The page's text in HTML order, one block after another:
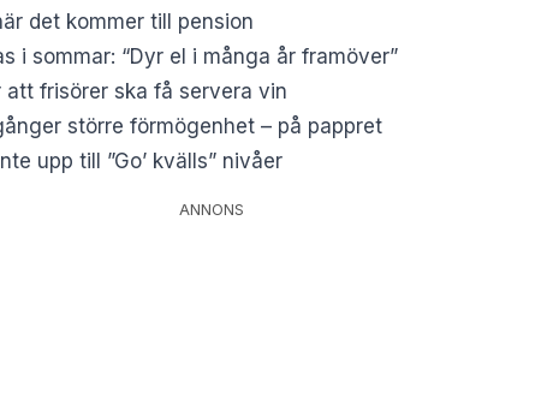
det kommer till pension
i sommar: “Dyr el i många år framöver”
att frisörer ska få servera vin
större förmögenhet – på pappret
upp till ”Go’ kvälls” nivåer
ANNONS